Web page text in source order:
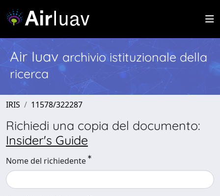
Air Iuav archivio istituzionale della
ricerca
IRIS 11578/322287
Richiedi una copia del documento:
Insider's Guide
Nome del richiedente